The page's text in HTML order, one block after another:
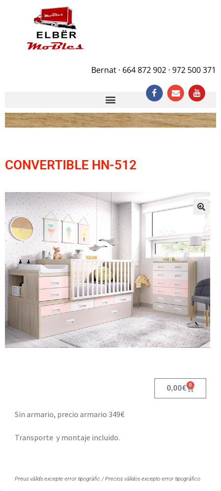
Bernat · 664 872 902 · 972 500 371
CONVERTIBLE HN-512
0,00€ 0
Sin armario, precio armario 349€
Transporte y montaje incluido.
Preus vàlids excepte error tipogràfic / Precios válidos excepto error tipográfico